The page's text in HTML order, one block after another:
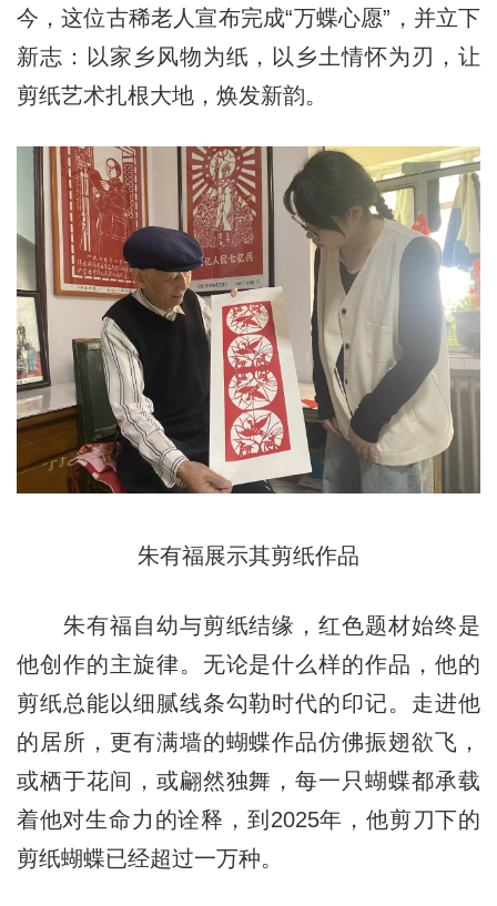
今，这位古稀老人宣布完成“万蝶心愿”，并立下
新志：以家乡风物为纸，以乡土情怀为刃，让
剪纸艺术扎根大地，焕发新韵。
朱有福展示其剪纸作品
朱有福自幼与剪纸结缘，红色题材始终是
他创作的主旋律。无论是什么样的作品，他的
剪纸总能以细腻线条勾勒时代的印记。走进他
的居所，更有满墙的蝴蝶作品仿佛振翅欲飞，
或栖于花间，或翩然独舞，每一只蝴蝶都承载
着他对生命力的诠释，到2025年，他剪刀下的
剪纸蝴蝶已经超过一万种。